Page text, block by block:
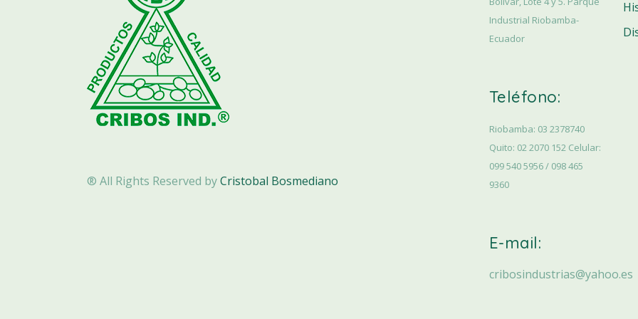
® All Rights Reserved byCristobal Bosmediano
Industrial Riobamba-
Ecuador
Teléfono:
Riobamba: 03 2378740
Quito: 02 2070 152 Celular:
099 540 5956 / 098 465
9360
E-mail:
cribosindustrias@yahoo.es